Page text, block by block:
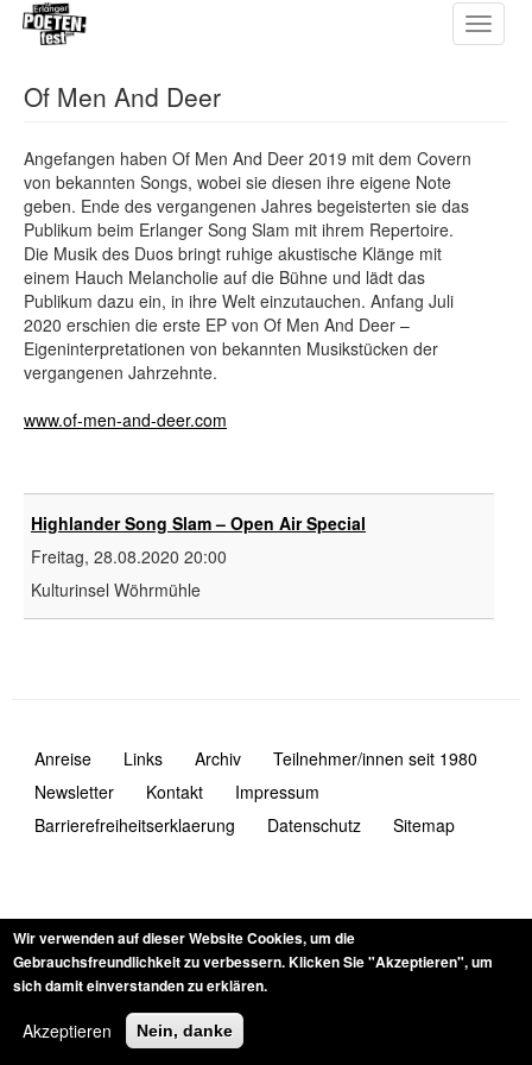
Direkt
Inhalt
Toggle
Of Men And Deer
Angefangen haben Of Men And Deer 2019 mit dem Covern
von bekannten Songs, wobei sie diesen ihre eigene Note
geben. Ende des vergangenen Jahres begeisterten sie das
Publikum beim Erlanger Song Slam mit ihrem Repertoire.
Die Musik des Duos bringt ruhige akustische Klänge mit
einem Hauch Melancholie auf die Bühne und lädt das
Publikum dazu ein, in ihre Welt einzutauchen. Anfang Juli
2020 erschien die erste EP von Of Men And Deer –
Eigeninterpretationen von bekannten Musikstücken der
vergangenen Jahrzehnte.
www.of-men-and-deer.com
Highlander Song Slam – Open Air Special
Freitag, 28.08.2020 20:00
Kulturinsel Wöhrmühle
Fusszeile
Anreise Links Archiv
Teilnehmer/innen seit 1980
Newsletter
Kontakt
Impressum
Barrierefreiheitserklaerung
Datenschutz Sitemap
Wir verwenden auf dieser Website Cookies, um die
Gebrauchsfreundlichkeit zu verbessern.Klicken Sie "Akzeptieren", um
sich damit einverstanden zu erklären.
Akzeptieren Nein, danke